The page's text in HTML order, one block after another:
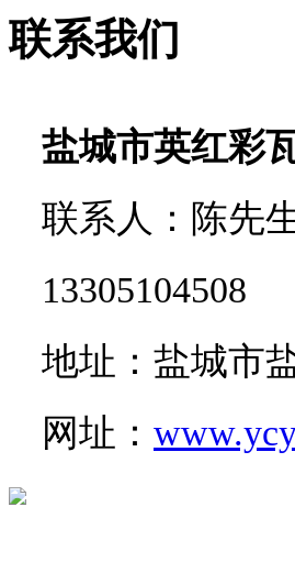
联系我们
盐城市英红彩
联系人：陈先
13305104508
地址：盐城市
网址：